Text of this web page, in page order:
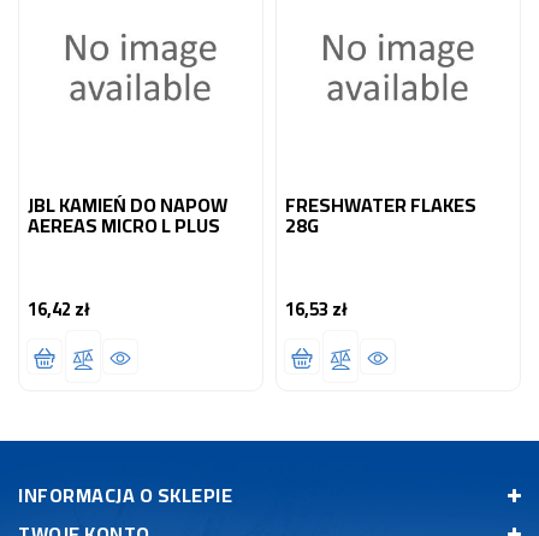
JBL KAMIEŃ DO NAPOW
AEREAS MICRO L PLUS
16,42 złCena
FRESHWATER FLAKES
28G
16,53 złCena
INFORMACJA O SKLEPIE